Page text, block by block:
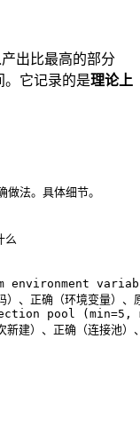
出比最高的部分
它记录的是理论上
法。具体细节。
么
environment
、正确（环境变量）
pool
建）、正确（连接池）